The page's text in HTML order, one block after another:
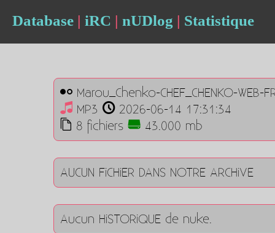
Database | iRC | nUDlog | Statistique
Marou_Chenko-CHEF_CHENKO-WEB-
MP3
2026-06-14 17:31:34
8 fichiers
43.000 mb
AUCUN FiCHiER DANS NOTRE ARCHiVE
Aucun HiSTORiQUE de nuke.